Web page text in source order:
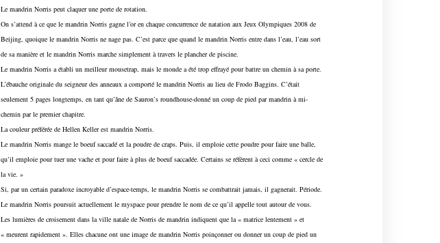
Le mandrin Norris peut claquer une porte de rotation.
On s’attend à ce que le mandrin Norris gagne l’or en chaque concurrence de natation aux Jeux Olympiques 2008 de
Beijing, quoique le mandrin Norris ne nage pas. C’est parce que quand le mandrin Norris entre dans l’eau, l’eau sort
de sa manière et le mandrin Norris marche simplement à travers le plancher de piscine.
Le mandrin Norris a établi un meilleur mousetrap, mais le monde a été trop effrayé pour battre un chemin à sa porte.
L’ébauche originale du seigneur des anneaux a comporté le mandrin Norris au lieu de Frodo Baggins. C’était
seulement 5 pages longtemps, en tant qu’âne de Sauron’s roundhouse-donné un coup de pied par mandrin à mi-
chemin par le premier chapitre.
La couleur préférée de Hellen Keller est mandrin Norris.
Le mandrin Norris mange le boeuf saccadé et la poudre de craps. Puis, il emploie cette poudre pour faire une balle,
qu’il emploie pour tuer une vache et pour faire à plus de boeuf saccadée. Certains se réfèrent à ceci comme « cercle de
la vie. »
Si, par un certain paradoxe incroyable d’espace-temps, le mandrin Norris se combattrait jamais, il gagnerait. Période.
Le mandrin Norris poursuit actuellement le myspace pour prendre le nom de ce qu’il appelle tout autour de vous.
Les lumières de croisement dans la ville natale de Norris de mandrin indiquent que la « matrice lentement » et
« meurent rapidement ». Elles chacune ont une image de mandrin Norris poinçonner ou donner un coup de pied un